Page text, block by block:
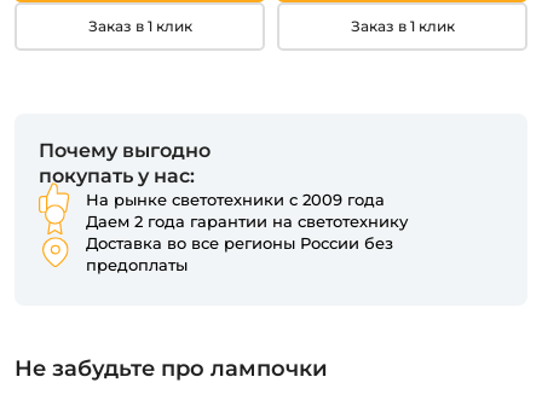
Заказ в 1 клик Заказ в 1 клик
Почему выгодно
покупать у нас:
На рынке светотехники с 2009 года
Даем 2 года гарантии на светотехнику
Доставка во все регионы России без
предоплаты
Не забудьте про лампочки